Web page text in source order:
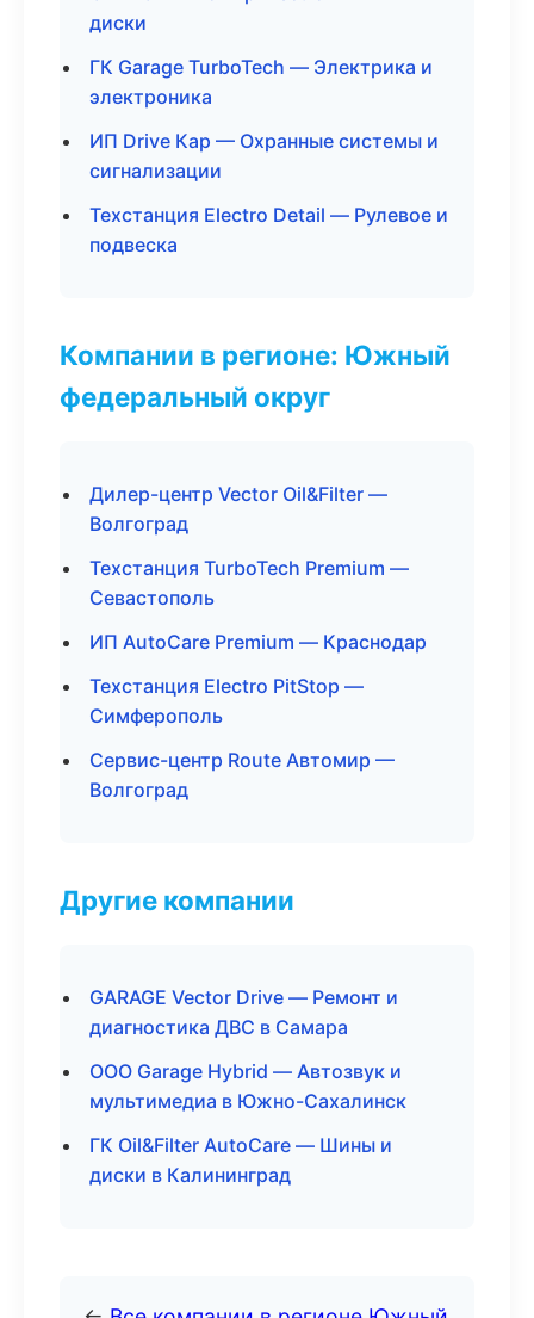
диски
ГК Garage TurboTech — Электрика и
электроника
ИП Drive Кар — Охранные системы и
сигнализации
Техстанция Electro Detail — Рулевое и
подвеска
Компании в регионе: Южный
федеральный округ
Дилер-центр Vector Oil&Filter —
Волгоград
Техстанция TurboTech Premium —
Севастополь
ИП AutoCare Premium — Краснодар
Техстанция Electro PitStop —
Симферополь
Сервис-центр Route Автомир —
Волгоград
Другие компании
GARAGE Vector Drive — Ремонт и
диагностика ДВС в Самара
ООО Garage Hybrid — Автозвук и
мультимедиа в Южно-Сахалинск
ГК Oil&Filter AutoCare — Шины и
диски в Калининград